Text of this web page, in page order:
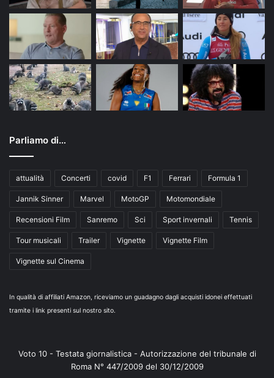
Parliamo di…
attualità Concerti covid F1 Ferrari Formula 1
Jannik Sinner Marvel MotoGP Motomondiale
Recensioni Film Sanremo Sci Sport invernali Tennis
Tour musicali Trailer Vignette Vignette Film
Vignette sul Cinema
In qualità di affiliati Amazon, riceviamo un guadagno dagli acquisti idonei effettuati
tramite i link presenti sul nostro sito.
Voto 10 - Testata giornalistica - Autorizzazione del tribunale di
Roma N° 447/2009 del 30/12/2009